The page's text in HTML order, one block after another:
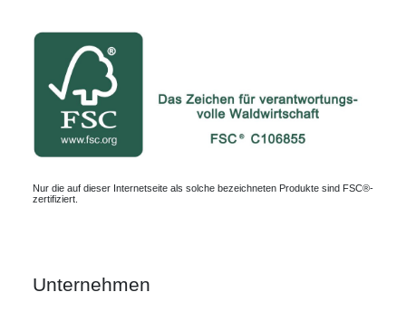
Nur die auf dieser Internetseite als solche bezeichneten Produkte sind FSC®-
zertifiziert.
Unternehmen